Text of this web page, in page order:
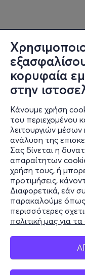
κορυφαία
στην
Κάνουμε χρήση
του περιεχομένου
λειτουργιών μέσων
ανάλυση της
Σας δίνεται η
απαραίτητων
χρήση τους, ή
προτιμήσεις,
Διαφορετικά, εάν
παρακαλούμε όπως
περισσότερες
πολιτική μας για
Πληροφορίες
Υποστήριξη
Stay
Mobile app